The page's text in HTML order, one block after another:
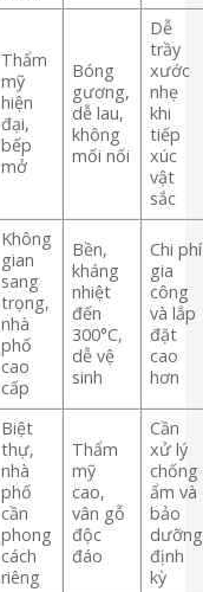
Thẩm
mỹ
hiện
đại,
bếp
mở
Bóng
gương,
dễ lau,
không
mối nối
Dễ
trầy
xước
nhẹ
khi
tiếp
xúc
vật
sắc
Không
gian
sang
trọng,
nhà
phố
cao
cấp
Bền,
kháng
nhiệt
đến
300°C,
dễ vệ
sinh
Chi phí
gia
công
và lắp
đặt
cao
hơn
Biệt
thự,
nhà
phố
cần
phong
cách
riêng
Thẩm
mỹ
cao,
vân gỗ
độc
đáo
Cần
xử lý
chống
ẩm và
bảo
dưỡng
định
kỳ